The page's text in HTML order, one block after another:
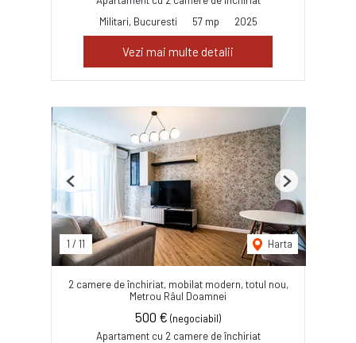
Militari, Bucuresti
57 mp 2025
Vezi mai multe detalii
1 / 11 Harta
Previous Next
2 camere de închiriat, mobilat modern, totul nou,
Metrou Râul Doamnei
500 € (negociabil)
Apartament cu 2 camere de închiriat